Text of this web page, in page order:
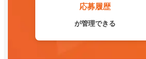
応募履歴
が管理できる